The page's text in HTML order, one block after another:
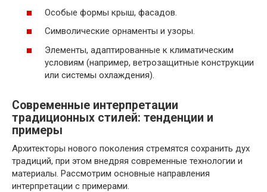
Особые формы крыш, фасадов.
Символические орнаменты и узоры.
Элементы, адаптированные к климатическим
условиям (например, ветрозащитные конструкции
или системы охлаждения).
Современные интерпретации
традиционных стилей: тенденции и
примеры
Архитекторы нового поколения стремятся сохранить дух
традиций, при этом внедряя современные технологии и
материалы. Рассмотрим основные направления
интерпретации с примерами.